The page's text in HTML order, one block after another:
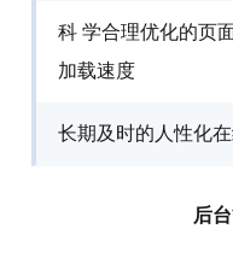
科 学合理优化的页
加载速度
长期及时的人性化
后